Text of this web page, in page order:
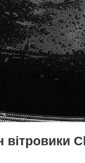
вітровики